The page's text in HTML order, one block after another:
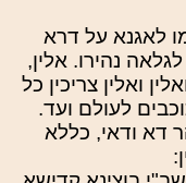
לאגנא על דרא
לגלאה נהירו. אלין,
ואלין צריכין כל
לעולם ועד.
דא ודאי, כללא